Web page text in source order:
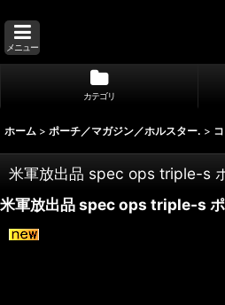
メニュー
カテゴリ
ホーム > ポーチ／マガジン／ホルスター. >
米軍放出品 spec ops triple-s
米軍放出品 spec ops triple-s